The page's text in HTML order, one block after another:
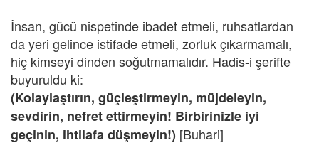
İnsan, gücü nispetinde ibadet etmeli, ruhsatlardan
da yeri gelince istifade etmeli, zorluk çıkarmamalı,
hiç kimseyi dinden soğutmamalıdır. Hadis-i şerifte
buyuruldu ki:
(Kolaylaştırın, güçleştirmeyin, müjdeleyin,
sevdirin, nefret ettirmeyin! Birbirinizle iyi
geçinin, ihtilafa düşmeyin!) [Buhari]